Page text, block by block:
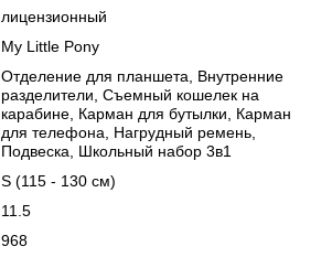
лицензионный
My Little Pony
Отделение для планшета, Внутренние
разделители, Съемный кошелек на
карабине, Карман для бутылки, Карман
для телефона, Нагрудный ремень,
Подвеска, Школьный набор 3в1
S (115 - 130 см)
11.5
968